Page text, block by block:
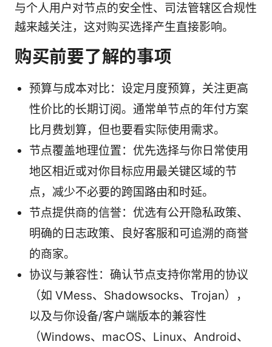
与个人用户对节点的安全性、司法管辖区合规性
越来越关注，这对购买选择产生直接影响。
购买前要了解的事项
预算与成本对比：设定月度预算，关注更高
性价比的长期订阅。通常单节点的年付方案
比月费划算，但也要看实际使用需求。
节点覆盖地理位置：优先选择与你日常使用
地区相近或对你目标应用最关键区域的节
点，减少不必要的跨国路由和时延。
节点提供商的信誉：优选有公开隐私政策、
明确的日志政策、良好客服和可追溯的商誉
的商家。
协议与兼容性：确认节点支持你常用的协议
（如 VMess、Shadowsocks、Trojan），
以及与你设备/客户端版本的兼容性
（Windows、macOS、Linux、Android、